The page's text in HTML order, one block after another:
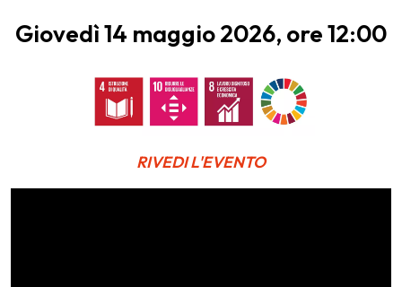
Giovedì 14 maggio 2026, ore 12:00
RIVEDI L'EVENTO